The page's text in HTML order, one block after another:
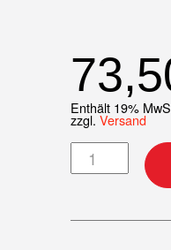
Enthält 19%
zzgl.Versand
Top-End